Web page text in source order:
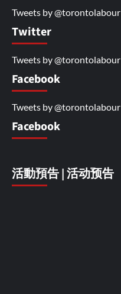
Tweets by @torontolabour
Twitter
Tweets by @torontolabour
Facebook
Tweets by @torontolabour
Facebook
活動預告 | 活动预告